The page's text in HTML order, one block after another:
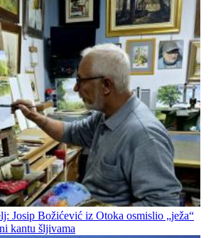
Josip Božićević iz Otoka osmislio „ježa“
kantu šljivama